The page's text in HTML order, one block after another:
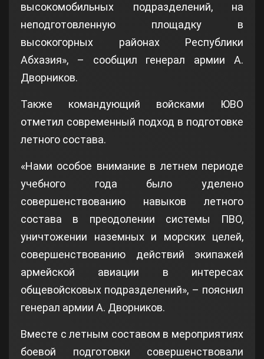
высокомобильных подразделений, на
неподготовленную площадку в
высокогорных районах Республики
Абхазия», – сообщил генерал армии А.
Дворников.
Также командующий войсками ЮВО
отметил современный подход в подготовке
летного состава.
«Нами особое внимание в летнем периоде
учебного года было уделено
совершенствованию навыков летного
состава в преодолении системы ПВО,
уничтожении наземных и морских целей,
совершенствованию действий экипажей
армейской авиации в интересах
общевойсковых подразделений», – пояснил
генерал армии А. Дворников.
Вместе с летным составом в мероприятиях
боевой подготовки совершенствовали